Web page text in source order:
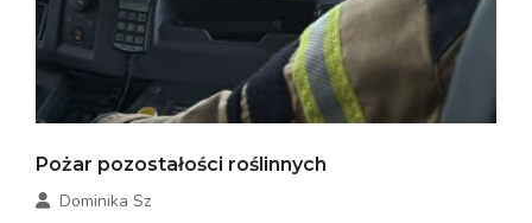
Pożar pozostałości roślinnych
Dominika Sz